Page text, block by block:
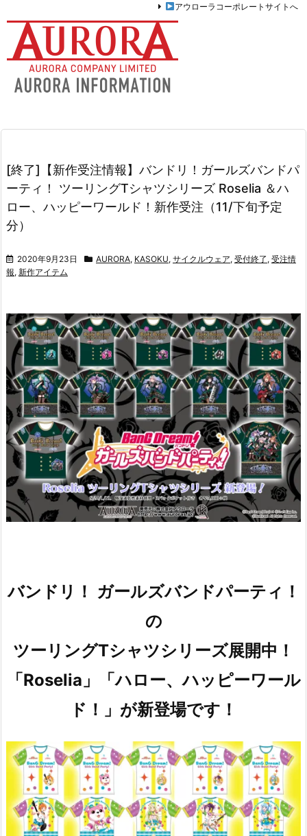
アウローラコーポレートサイトへ
[終了]【新作受注情報】バンドリ！ガールズバンドパ
ーティ！ ツーリングTシャツシリーズ Roselia ＆ハ
ロー、ハッピーワールド！新作受注（11/下旬予定
分）
2020年9月23日 AURORA, KASOKU, サイクルウェア, 受付終了 , 受注情
報, 新作アイテム
バンドリ！ ガールズバンドパーティ！
の
ツーリングTシャツシリーズ展開中！
「Roselia」「ハロー、ハッピーワール
ド！」が新登場です！